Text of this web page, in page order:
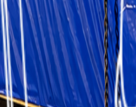
Шару задачу: за 6 дней
и мы поможем рассчитать